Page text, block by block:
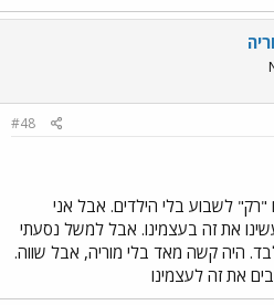
#48
לשבוע בלי הילדים. אבל אני
את זה בעצמינו. אבל למשל נסעתי
היה קשה מאד בלי מוריה, אבל שווה.
את זה לעצמינו